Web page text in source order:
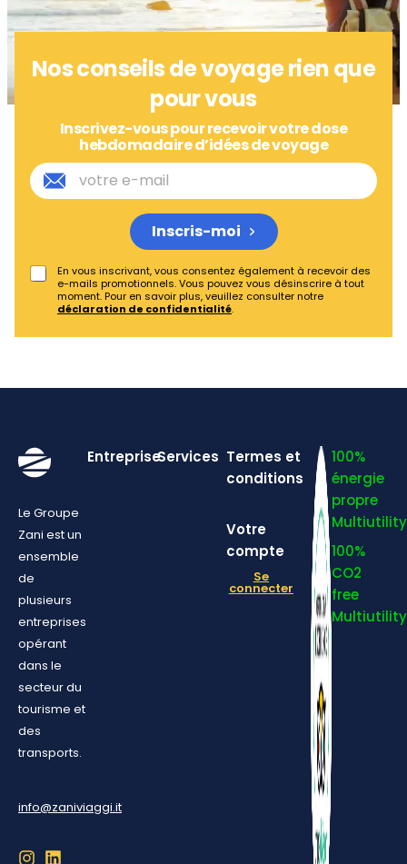
Nos conseils de voyage rien que
pour vous
Inscrivez-vous pour recevoir votre dose
hebdomadaire d’idées de voyage
En vous inscrivant, vous consentez également à recevoir des
e-mails promotionnels. Vous pouvez vous désinscrire à tout
moment. Pour en savoir plus, veuillez consulter notre
déclaration de confidentialité.
Inscris-moi
Le Groupe
Zani est un
ensemble
de
plusieurs
entreprises
opérant
dans le
secteur du
tourisme et
des
transports.
info@zaniviaggi.it
EntrepriseServices Termes et
conditions
Votre
compte
Se
connecter
100%
énergie
propre
Multiutility
100%
CO2
free
Multiutility